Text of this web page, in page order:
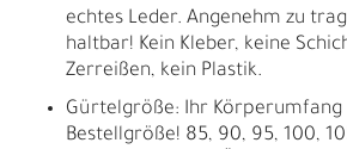
echtes Leder. Angenehm zu
haltbar! Kein Kleber, keine
Zerreißen, kein Plastik.
Gürtelgröße: Ihr Körperumfang
Bestellgröße! 85, 90, 95, 100,